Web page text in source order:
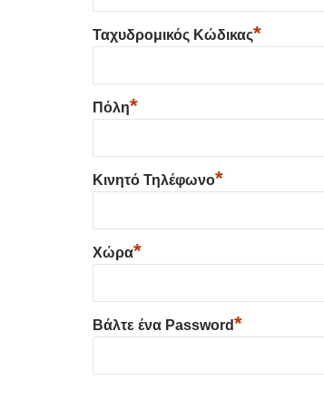
Ταχυδρομικός Κώδικας*
Πόλη*
Κινητό Τηλέφωνο*
Χώρα*
Βάλτε ένα Password*